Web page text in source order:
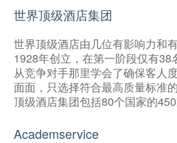
世界顶级酒店集团
世界顶级酒店由几位有影响力和
1928年创立，在第一阶段仅有
从竞争对手那里学会了确保客人
面面，只选择符合最高质量标准
顶级酒店集团包括80个国家的450
Academservice